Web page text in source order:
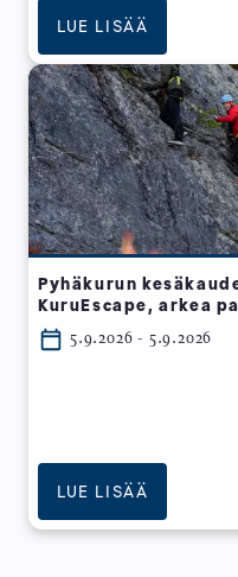
LUE LISÄÄ
Pyhäkurun
KuruEscape, arkea
5.9.2026 - 5.9.2026
LUE LISÄÄ